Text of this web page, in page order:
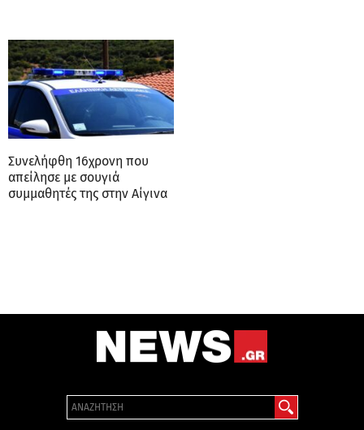
Συνελήφθη 16χρονη που
απείλησε με σουγιά
συμμαθητές της στην Αίγινα